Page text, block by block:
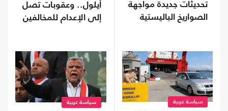
تحديثات جديدة مواجهة
الصواريخ الباليستية
أيلول.. وعقوبات تصل
إلى الإعدام للمخالفين
سياسة عربية سياسة عربية